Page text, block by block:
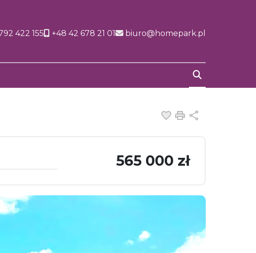
422 155 +48 42 678 21 01 biuro@homepark.pl
Dodaj do
Drukuj
565 000 zł